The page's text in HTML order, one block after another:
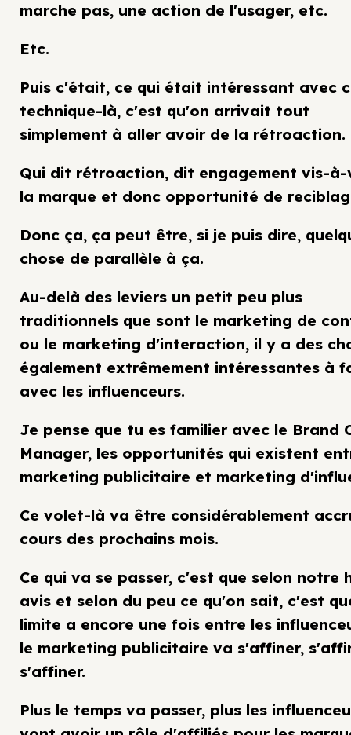
marche pas, une action de l'usager, etc.
Etc.
Puis c'était, ce qui était intéressant avec
technique-là, c'est qu'on arrivait tout
simplement à aller avoir de la rétroaction.
Qui dit rétroaction, dit engagement vis-à-
la marque et donc opportunité de
Donc ça, ça peut être, si je puis dire,
chose de parallèle à ça.
Au-delà des leviers un petit peu plus
traditionnels que sont le marketing de
ou le marketing d'interaction, il y a des
également extrêmement intéressantes à
avec les influenceurs.
Je pense que tu es familier avec le Brand
Manager, les opportunités qui existent
marketing publicitaire et marketing
Ce volet-là va être considérablement
cours des prochains mois.
Ce qui va se passer, c'est que selon notre
avis et selon du peu ce qu'on sait, c'est
limite a encore une fois entre les
le marketing publicitaire va s'affiner,
s'affiner.
Plus le temps va passer, plus les